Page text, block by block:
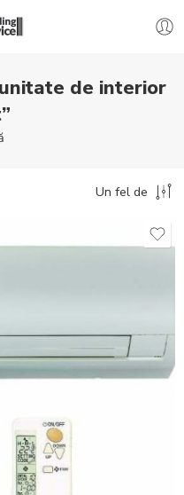
de interior
Un fel de